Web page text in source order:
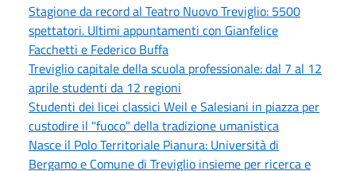
Stagione da record al Teatro Nuovo Treviglio: 5500
spettatori. Ultimi appuntamenti con Gianfelice
Facchetti e Federico Buffa
Treviglio capitale della scuola professionale: dal 7 al 12
aprile studenti da 12 regioni
Studenti dei licei classici Weil e Salesiani in piazza per
custodire il "fuoco" della tradizione umanistica
Nasce il Polo Territoriale Pianura: Università di
Bergamo e Comune di Treviglio insieme per ricerca e